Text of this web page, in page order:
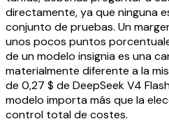
directamente, ya que ninguna
conjunto de pruebas. Un
unos pocos puntos
de un modelo insignia es una
materialmente diferente a la
de 0,27 $ de DeepSeek V4
modelo importa más que la
control total de costes.